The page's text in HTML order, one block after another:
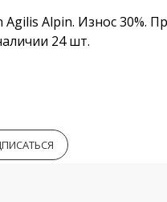
Alpin. Износ 30%.
24 шт.